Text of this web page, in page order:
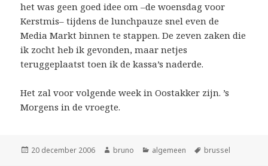
het was geen goed idee om –de woensdag voor
Kerstmis– tijdens de lunchpauze snel even de
Media Markt binnen te stappen. De zeven zaken die
ik zocht heb ik gevonden, maar netjes
teruggeplaatst toen ik de kassa’s naderde.
Het zal voor volgende week in Oostakker zijn. ’s
Morgens in de vroegte.
Geplaatst
20 december 2006 Auteur
bruno Categorieën
algemeen Tags
brussel